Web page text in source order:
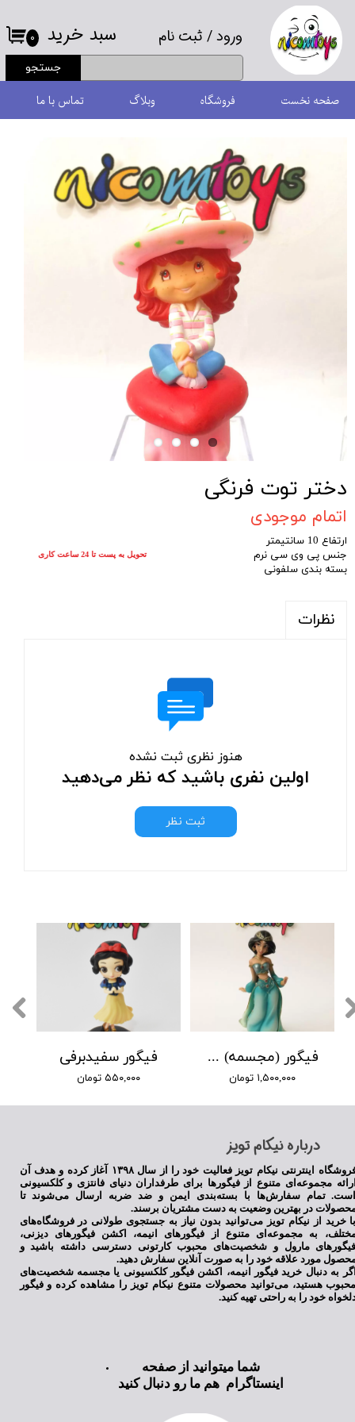
ورود/ ثبت نام
حساب کاربری من
تغییر گذر واژه
سفارشات
خروج از حساب کاربری
جستجو
۰ سبد خرید
صفحه نخست فروشگاه وبلاگ تماس با ما
دختر توت فرنگی
اتمام موجودی
ارتفاع 10 سانتیمتر
جنس پی وی سی نرم
بسته بندی سلفونی
نظرات
هنوز نظری ثبت نشده
اولین نفری باشید که نظر می‌دهید
ثبت نظر
فیگور سفیدبرفی
۵۵۰,۰۰۰ تومان
فیگور (مجسمه) پرنسس جاسمین علاالدین دیزنی Disney Aladdin Jasmine Statue
۱,۵۰۰,۰۰۰ تومان
تحویل به پست تا 24 ساعت کاری
​درباره نیکام تویز
فروشگاه اینترنتی نیکام تویز فعالیت خود را از سال ۱۳۹۸ آغاز کرده و هدف آن
مجموعه‌ای متنوع از فیگورها برای طرفداران دنیای فانتزی و کلکسیونی
تمام سفارش‌ها با بسته‌بندی ایمن و ضد ضربه ارسال می‌شوند تا
در بهترین وضعیت به دست مشتریان برسند.
خرید از نیکام تویز می‌توانید بدون نیاز به جستجوی طولانی در فروشگاه‌های
به مجموعه‌ای متنوع از فیگورهای انیمه، اکشن فیگورهای دیزنی،
مارول و شخصیت‌های محبوب کارتونی دسترسی داشته باشید و
مورد علاقه خود را به صورت آنلاین سفارش دهید.
به دنبال خرید فیگور انیمه، اکشن فیگور کلکسیونی یا مجسمه شخصیت‌های
هستید، می‌توانید محصولات متنوع نیکام تویز را مشاهده کرده و فیگور
خود را به راحتی تهیه کنید.
شما میتوانید از صفحه
اینستاگرام هم ما رو دنبال کنید